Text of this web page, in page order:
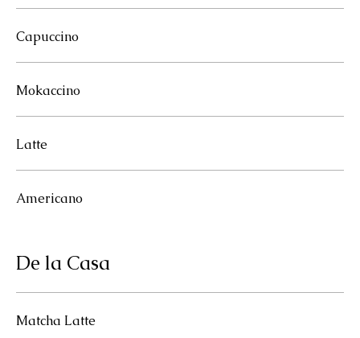
Capuccino
Mokaccino
Latte
Americano
De la Casa
Matcha Latte